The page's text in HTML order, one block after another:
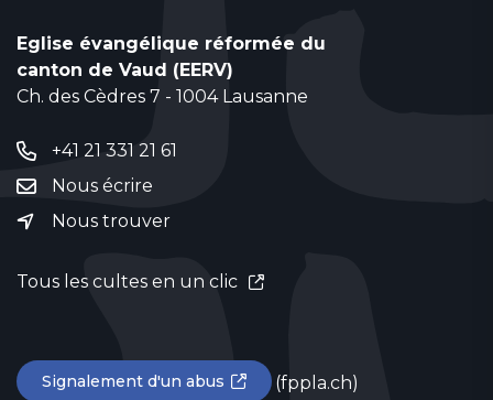
Eglise évangélique réformée du
canton de Vaud (EERV)
Ch. des Cèdres 7 - 1004 Lausanne
+41 21 331 21 61
Nous écrire
Nous trouver
Tous les cultes en un clic
Signalement d'un abus
(fppla.ch)